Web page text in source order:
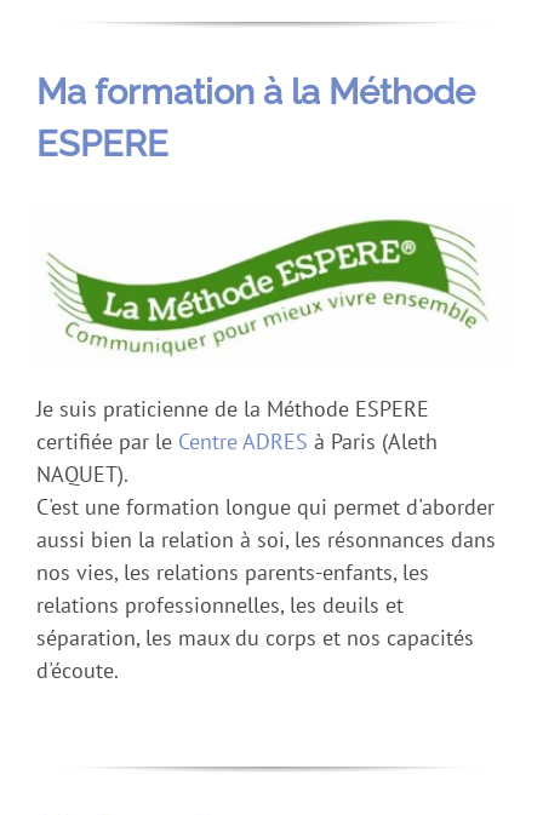
Ma formation à la Méthode
ESPERE
Je suis praticienne de la Méthode ESPERE
certifiée par le Centre ADRES à Paris (Aleth
NAQUET).
C'est une formation longue qui permet d'aborder
aussi bien la relation à soi, les résonnances dans
nos vies, les relations parents-enfants, les
relations professionnelles, les deuils et
séparation, les maux du corps et nos capacités
d'écoute.